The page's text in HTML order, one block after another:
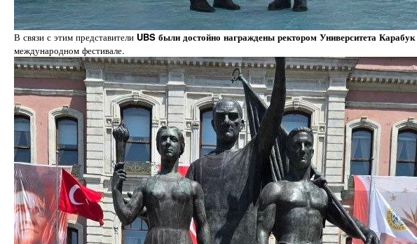
В связи с этим представители UBS были достойно награждены ректором Университета Карабук
международном фестивале.